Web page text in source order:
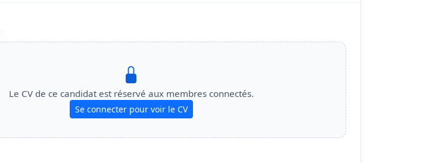
Le CV de ce candidat est réservé aux membres connectés.
Se connecter pour voir le CV